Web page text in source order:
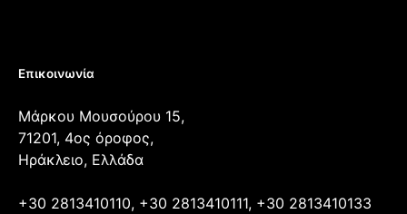
Επικοινωνία
Μάρκου Μουσούρου 15,
71201, 4ος όροφος,
Ηράκλειο, Ελλάδα
+30 2813410110, +30 2813410111, +30 2813410133